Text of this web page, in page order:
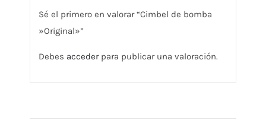
Sé el primero en valorar “Cimbel de bomba
»Original»”
Debes accederpara publicar una valoración.